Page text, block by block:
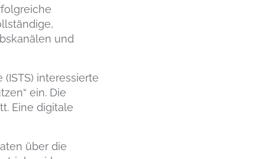
und
interessierte
ein. Die
Eine digitale
über die